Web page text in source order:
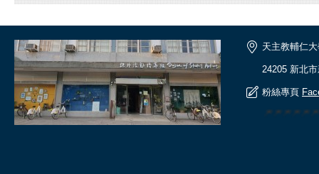
天主教輔仁
24205 新北
粉絲專頁